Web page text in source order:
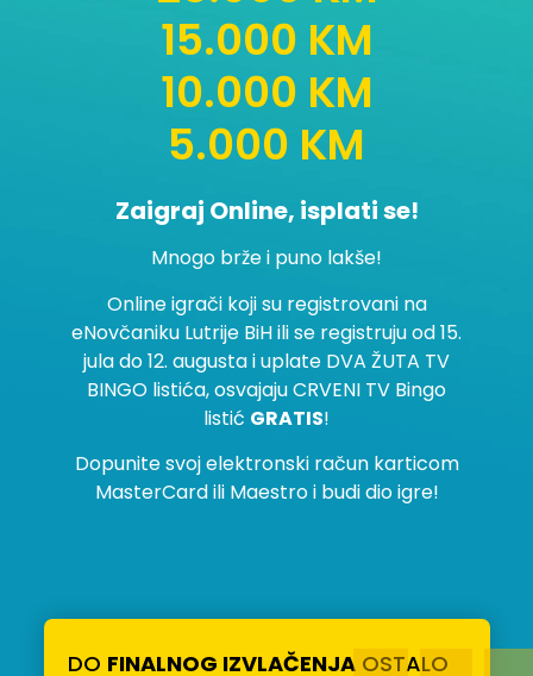
15.000 KM
10.000 KM
5.000 KM
Zaigraj Online, isplati se!
Mnogo brže i puno lakše!
Online igrači koji su registrovani na
eNovčaniku Lutrije BiH ili se registruju od 15.
jula do 12. augusta i uplate DVA ŽUTA TV
BINGO listića, osvajaju CRVENI TV Bingo
listić GRATIS!
Dopunite svoj elektronski račun karticom
MasterCard ili Maestro i budi dio igre!
DO FINALNOG IZVLAČENJAOSTALO